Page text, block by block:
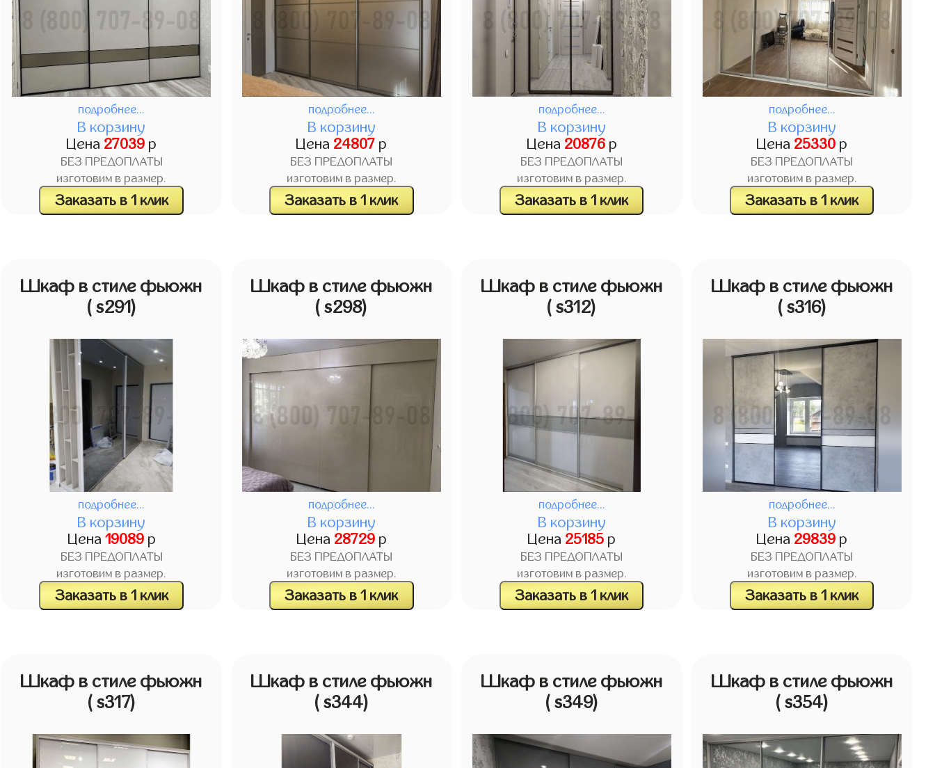
подробнее...
В корзину
Цена 27039 р
БЕЗ ПРЕДОПЛАТЫ
изготовим в размер.
Заказать в 1 клик
подробнее...
В корзину
Цена 24807 р
БЕЗ ПРЕДОПЛАТЫ
изготовим в размер.
Заказать в 1 клик
подробнее...
В корзину
Цена 20876р
БЕЗ ПРЕДОПЛАТЫ
изготовим в размер.
Заказать в 1 клик
подробнее...
В корзину
Цена 25330 р
БЕЗ ПРЕДОПЛАТЫ
изготовим в размер.
Заказать в 1 клик
Шкаф в стиле фьюжн
( s291)
подробнее...
В корзину
Цена 19089р
БЕЗ ПРЕДОПЛАТЫ
изготовим в размер.
Заказать в 1 клик
Шкаф в стиле фьюжн
( s298)
подробнее...
В корзину
Цена 28729р
БЕЗ ПРЕДОПЛАТЫ
изготовим в размер.
Заказать в 1 клик
Шкаф в стиле фьюжн
( s312)
подробнее...
В корзину
Цена 25185 р
БЕЗ ПРЕДОПЛАТЫ
изготовим в размер.
Заказать в 1 клик
Шкаф в стиле фьюжн
( s316)
подробнее...
В корзину
Цена 29839 р
БЕЗ ПРЕДОПЛАТЫ
изготовим в размер.
Заказать в 1 клик
Шкаф в стиле фьюжн
( s317)
Шкаф в стиле фьюжн
( s344)
Шкаф в стиле фьюжн
( s349)
Шкаф в стиле фьюжн
( s354)